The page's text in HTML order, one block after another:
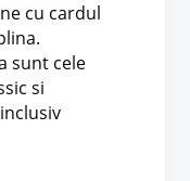
cu cardul
sunt cele
si